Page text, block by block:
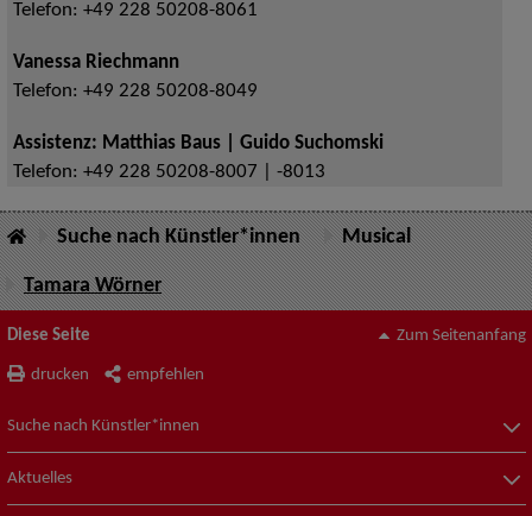
Telefon: +49 228 50208-8061
Vanessa Riechmann
Telefon: +49 228 50208-8049
Assistenz: Matthias Baus | Guido Suchomski
Telefon: +49 228 50208-8007 | -8013
Suche nach Künstler*innen Musical
Tamara Wörner
Diese Seite
drucken empfehlen
Zum Seitenanfang
Suche nach Künstler*innen
Aktuelles